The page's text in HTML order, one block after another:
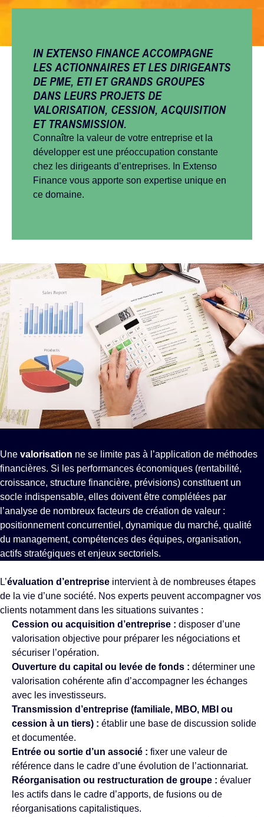
IN EXTENSO FINANCE ACCOMPAGNE
LES ACTIONNAIRES ET LES DIRIGEANTS
DE PME, ETI ET GRANDS GROUPES
DANS LEURS PROJETS DE
VALORISATION, CESSION, ACQUISITION
ET TRANSMISSION.
Connaître la valeur de votre entreprise et la
développer est une préoccupation constante
chez les dirigeants d’entreprises. In Extenso
Finance vous apporte son expertise unique en
ce domaine.
Une valorisation ne se limite pas à l’application de méthodes
financières. Si les performances économiques (rentabilité,
croissance, structure financière, prévisions) constituent un
socle indispensable, elles doivent être complétées par
l’analyse de nombreux facteurs de création de valeur :
positionnement concurrentiel, dynamique du marché, qualité
du management, compétences des équipes, organisation,
actifs stratégiques et enjeux sectoriels.
L’évaluation d’entreprise intervient à de nombreuses étapes
de la vie d’une société. Nos experts peuvent accompagner vos
clients notamment dans les situations suivantes :
Cession ou acquisition d’entreprise : disposer d’une
valorisation objective pour préparer les négociations et
sécuriser l’opération.
Ouverture du capital ou levée de fonds : déterminer une
valorisation cohérente afin d’accompagner les échanges
avec les investisseurs.
Transmission d’entreprise (familiale, MBO, MBI ou
cession à un tiers) : établir une base de discussion solide
et documentée.
Entrée ou sortie d’un associé : fixer une valeur de
référence dans le cadre d’une évolution de l’actionnariat.
Réorganisation ou restructuration de groupe : évaluer
les actifs dans le cadre d’apports, de fusions ou de
réorganisations capitalistiques.